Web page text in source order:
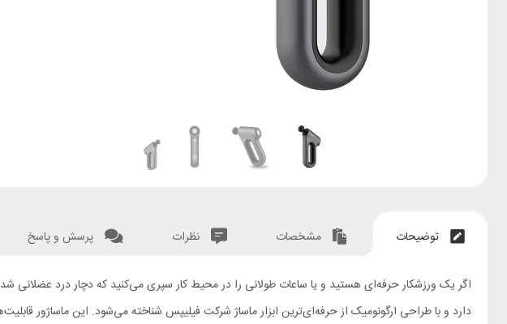
توضیحات مشخصات نظرات پرسش و پاسخ
دارد و با طراحی ارگونومیک از حرفه‌ای‌ترین ابزار ماساژ شرکت فیلیپس شناخته می‌شود. این ماساژور